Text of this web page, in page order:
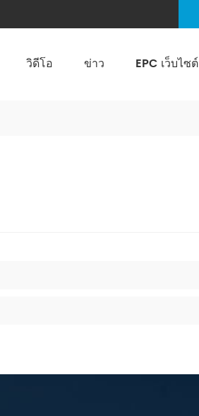
วิดีโอ ข่าว EPC เว็บไซต์